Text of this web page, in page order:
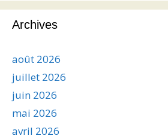
Archives
août 2026
juillet 2026
juin 2026
mai 2026
avril 2026